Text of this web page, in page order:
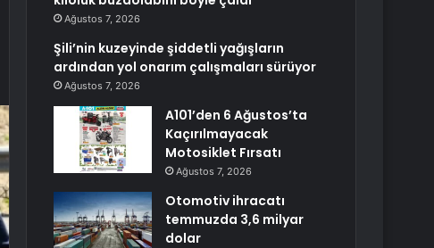
Ağustos 7, 2026
Şili’nin kuzeyinde şiddetli yağışların
ardından yol onarım çalışmaları sürüyor
Ağustos 7, 2026
A101’den 6 Ağustos’ta
Kaçırılmayacak
Motosiklet Fırsatı
Ağustos 7, 2026
Otomotiv ihracatı
temmuzda 3,6 milyar
dolar